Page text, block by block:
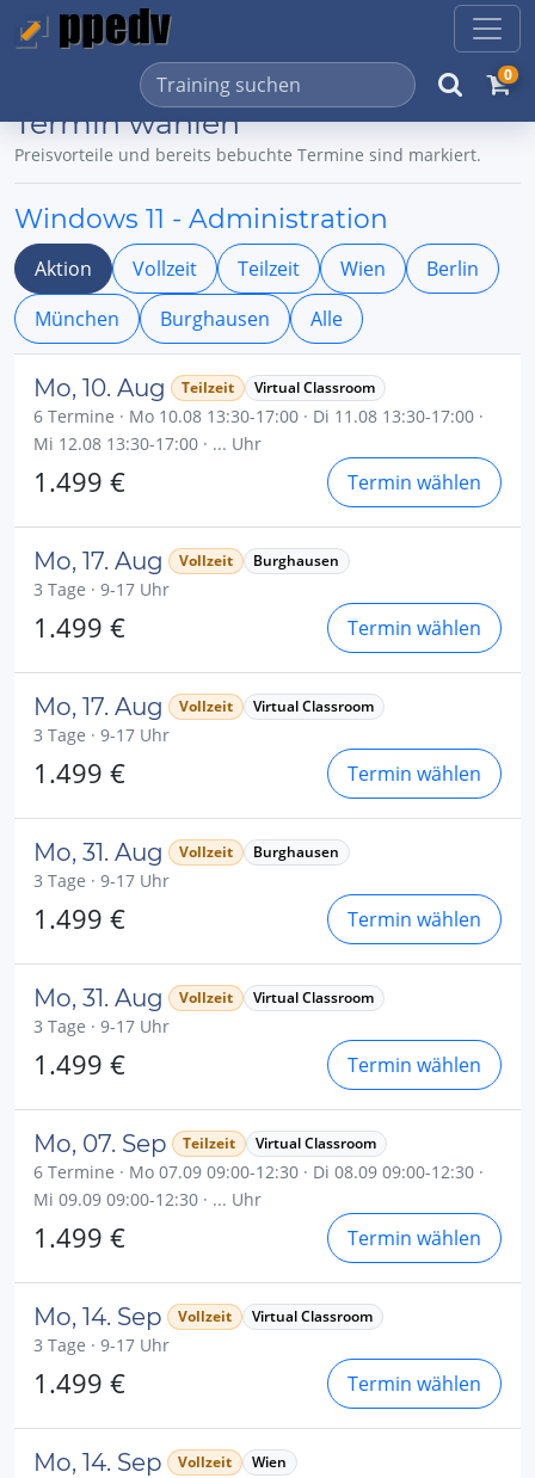
0
Termin wählen
Preisvorteile und bereits bebuchte Termine sind markiert.
Windows 11 - Administration
Aktion Vollzeit Teilzeit Wien
Berlin
München
Burghausen Alle
Mo, 10. Aug Teilzeit Virtual Classroom
6 Termine · Mo 10.08 13:30-17:00 · Di 11.08 13:30-17:00 ·
Mi 12.08 13:30-17:00 · ... Uhr
1.499 € Termin wählen
Mo, 17. Aug Vollzeit Burghausen
3 Tage · 9-17 Uhr
1.499 € Termin wählen
Mo, 17. Aug Vollzeit Virtual Classroom
3 Tage · 9-17 Uhr
1.499 € Termin wählen
Mo, 31. Aug Vollzeit Burghausen
3 Tage · 9-17 Uhr
1.499 € Termin wählen
Mo, 31. Aug Vollzeit Virtual Classroom
3 Tage · 9-17 Uhr
1.499 € Termin wählen
Mo, 07. Sep Teilzeit Virtual Classroom
6 Termine · Mo 07.09 09:00-12:30 · Di 08.09 09:00-12:30 ·
Mi 09.09 09:00-12:30 · ... Uhr
1.499 € Termin wählen
Mo, 14. Sep Vollzeit Virtual Classroom
3 Tage · 9-17 Uhr
1.499 € Termin wählen
Mo, 14. Sep Vollzeit Wien